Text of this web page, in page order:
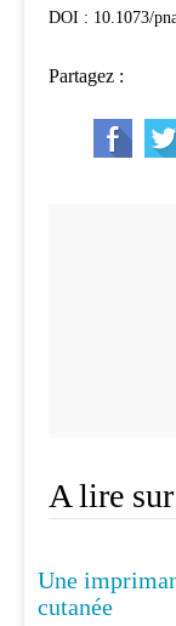
DOI : 10.1073/
Partagez :
A lire
RECHERCHE
Une
cutanée